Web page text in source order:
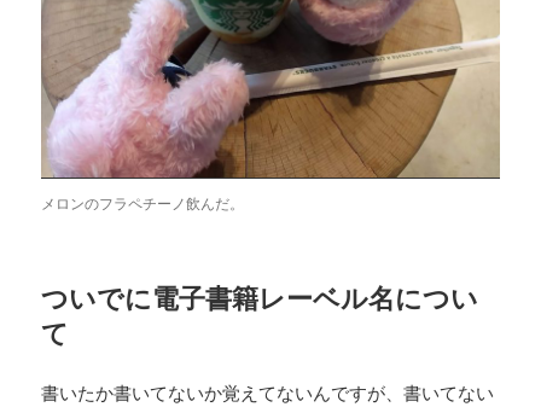
メロンのフラペチーノ飲んだ。
ついでに電子書籍レーベル名につい
て
書いたか書いてないか覚えてないんですが、書いてない